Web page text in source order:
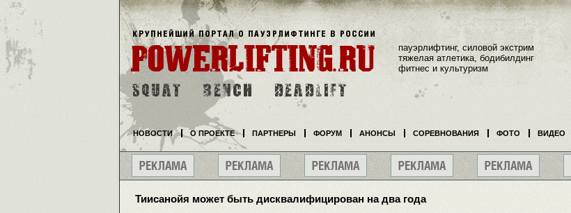
Тиисанойя может быть дисквалифицирован на два года
пауэрлифтинг, силовой экстрим
тяжелая атлетика, бодибилдинг
фитнес и культуризм
НОВОСТИ О ПРОЕКТЕ ПАРТНЕРЫ ФОРУМ АНОНСЫ СОРЕВНОВАНИЯ ФОТО ВИДЕО